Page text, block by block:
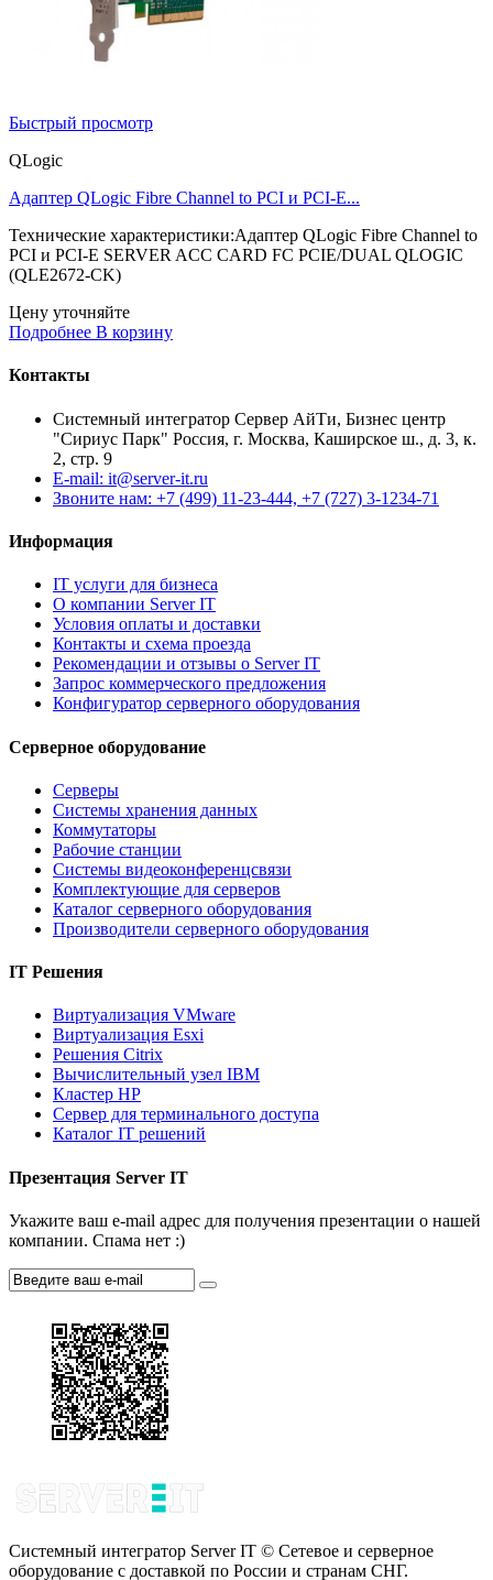
Быстрый просмотр
QLogic
Адаптер QLogic Fibre Channel to PCI и PCI-E...
Технические характеристики:Адаптер QLogic Fibre Channel to
PCI и PCI-E SERVER ACC CARD FC PCIE/DUAL QLOGIC
(QLE2672-CK)
Цену уточняйте
Подробнее В корзину
Контакты
Системный интегратор Сервер АйТи, Бизнес центр
"Сириус Парк" Россия, г. Москва, Каширское ш., д. 3, к.
2, стр. 9
E-mail: it@server-it.ru
Звоните нам: +7 (499) 11-23-444, +7 (727) 3-1234-71
Информация
IT услуги для бизнеса
О компании Server IT
Условия оплаты и доставки
Контакты и схема проезда
Рекомендации и отзывы о Server IT
Запрос коммерческого предложения
Конфигуратор серверного оборудования
Серверное оборудование
Серверы
Системы хранения данных
Коммутаторы
Рабочие станции
Системы видеоконференцсвязи
Комплектующие для серверов
Каталог серверного оборудования
Производители серверного оборудования
IT Решения
Виртуализация VMware
Виртуализация Esxi
Решения Citrix
Вычислительный узел IBM
Кластер HP
Сервер для терминального доступа
Каталог IT решений
Презентация Server IT
Укажите ваш e-mail адрес для получения презентации о нашей
компании. Спама нет :)
Системный интегратор Server IT © Сетевое и серверное
оборудование с доставкой по России и странам СНГ.